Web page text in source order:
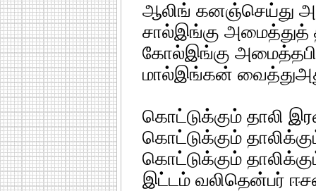
ஆலிங் கனஞ்செய்து
சால்இங்கு
கோல்இங்கு
மால்இங்கன்
கொட்டுக்கும் தாலி
கொட்டுக்கும்
கொட்டுக்கும்
இட்டம் வலிதென்பர்